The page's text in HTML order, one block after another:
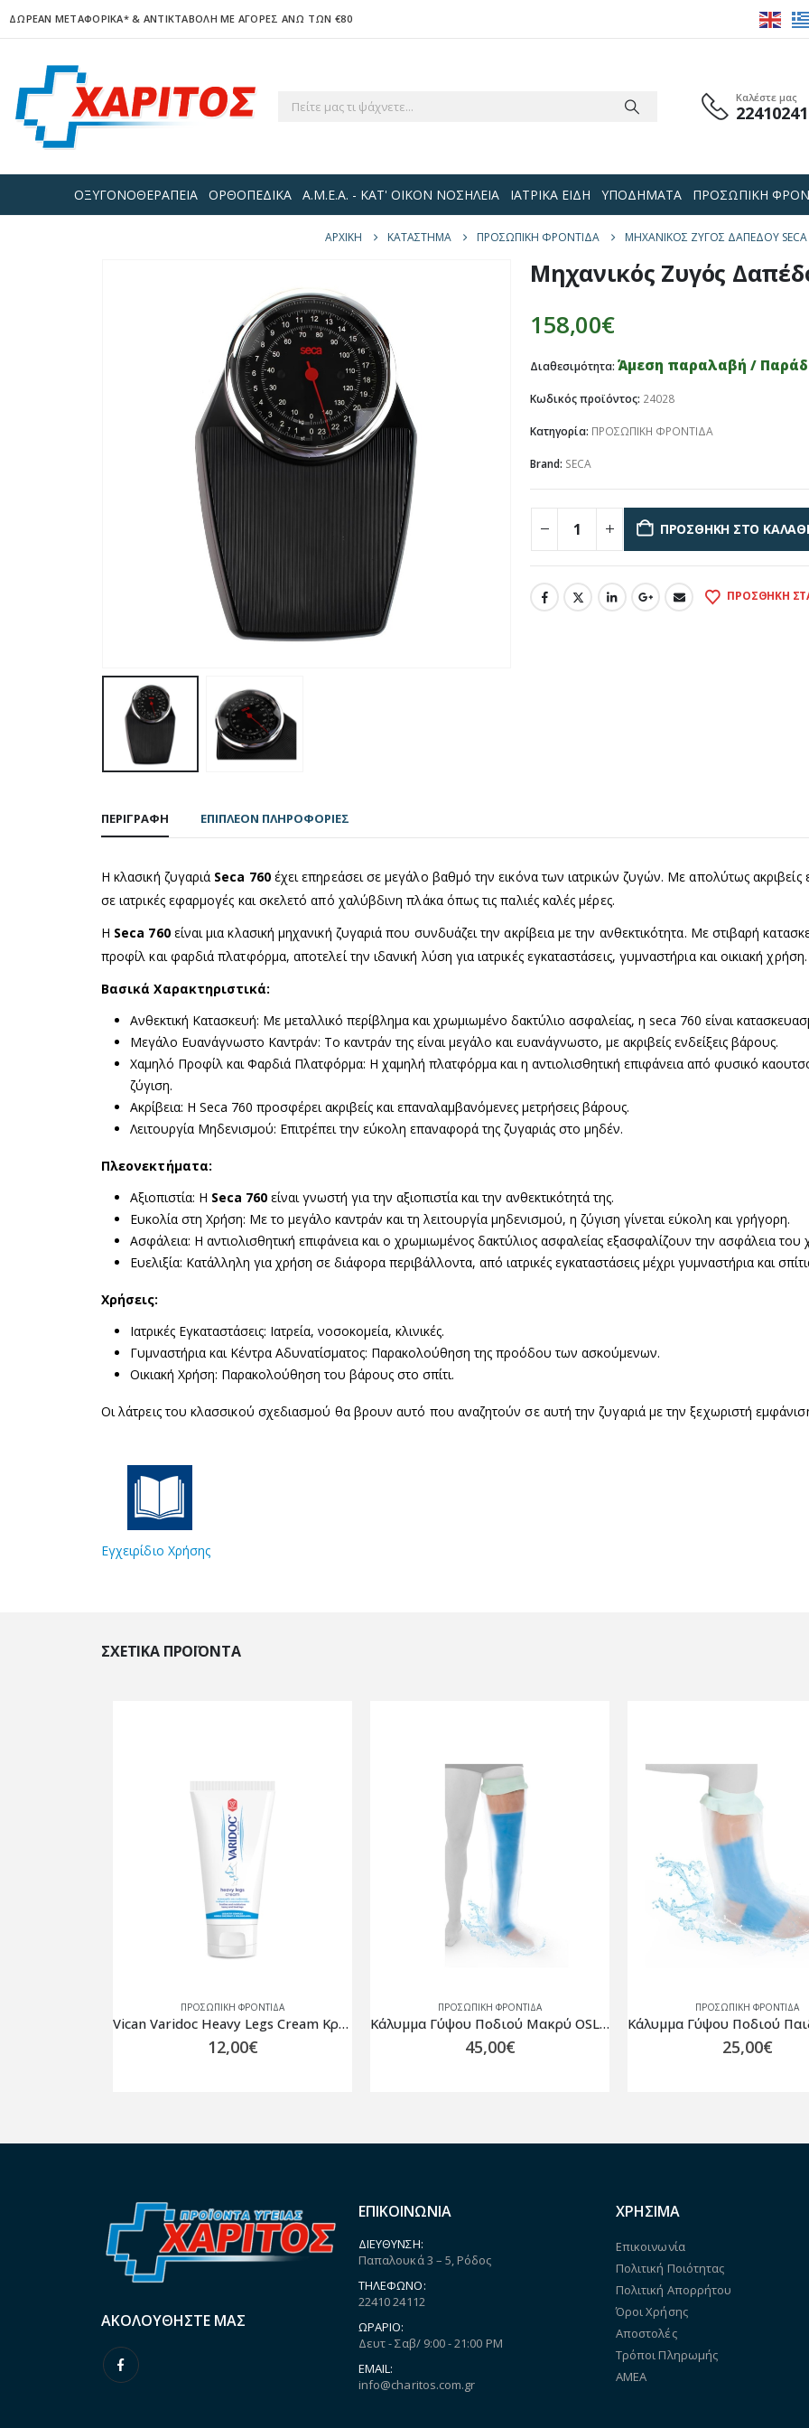
ΔΩΡΕΑΝ ΜΕΤΑΦΟΡΙΚΑ*& ΑΝΤΙΚΤΑΒΟΛΗ ΜΕ ΑΓΟΡΕΣ ΑΝΩ ΤΩΝ €80
Καλέστε μας
ΟΞΥΓΟΝΟΘΕΡΑΠΕΙΑ ΟΡΘΟΠΕΔΙΚΑ Α.Μ.Ε.Α. - ΚΑΤ' ΟΙΚΟΝ ΝΟΣΗΛΕΙΑ ΙΑΤΡΙΚΑ ΕΙΔΗ ΥΠΟΔΗΜΑΤΑ ΠΡΟΣΩΠΙΚΗ
ΑΡΧΙΚΉ ΚΑΤΆΣΤΗΜΑ ΠΡΟΣΩΠΙΚΗ ΦΡΟΝΤΙΔΑ ΜΗΧΑΝΙΚΌΣ ΖΥΓΌΣ ΔΑΠΈΔΟΥ SECA
Μηχανικός Ζυγός
158,00€
Διαθεσιμότητα: Άμεση παραλαβή /
Κωδικός προϊόντος: 24028
Κατηγορία: ΠΡΟΣΩΠΙΚΗ ΦΡΟΝΤΙΔΑ
Brand: SECA
ΠΡΟΣΘΉΚΗ ΣΤΟ ΚΑΛΆΘΙ
ΠΡΟΣΘΉΚΗ
ΠΕΡΙΓΡΑΦΉ ΕΠΙΠΛΈΟΝ ΠΛΗΡΟΦΟΡΊΕΣ
Η κλασική ζυγαριά Seca 760έχει επηρεάσει σε μεγάλο βαθμό την εικόνα των ιατρικών ζυγών. Με απολύτως ακριβείς
σε ιατρικές εφαρμογές και σκελετό από χαλύβδινη πλάκα όπως τις παλιές καλές μέρες.
Η Seca 760είναι μια κλασική μηχανική ζυγαριά που συνδυάζει την ακρίβεια με την ανθεκτικότητα. Με στιβαρή
προφίλ και φαρδιά πλατφόρμα, αποτελεί την ιδανική λύση για ιατρικές εγκαταστάσεις, γυμναστήρια και οικιακή χρήση.
Βασικά Χαρακτηριστικά:
Ανθεκτική Κατασκευή: Με μεταλλικό περίβλημα και χρωμιωμένο δακτύλιο ασφαλείας, η seca 760 είναι
Μεγάλο Ευανάγνωστο Καντράν: Το καντράν της είναι μεγάλο και ευανάγνωστο, με ακριβείς ενδείξεις βάρους.
Χαμηλό Προφίλ και Φαρδιά Πλατφόρμα: Η χαμηλή πλατφόρμα και η αντιολισθητική επιφάνεια από φυσικό
ζύγιση.
Ακρίβεια: Η Seca 760 προσφέρει ακριβείς και επαναλαμβανόμενες μετρήσεις βάρους.
Λειτουργία Μηδενισμού: Επιτρέπει την εύκολη επαναφορά της ζυγαριάς στο μηδέν.
Πλεονεκτήματα:
Αξιοπιστία: Η Seca 760 είναι γνωστή για την αξιοπιστία και την ανθεκτικότητά της.
Ευκολία στη Χρήση: Με το μεγάλο καντράν και τη λειτουργία μηδενισμού, η ζύγιση γίνεται εύκολη και γρήγορη.
Ασφάλεια: Η αντιολισθητική επιφάνεια και ο χρωμιωμένος δακτύλιος ασφαλείας εξασφαλίζουν την ασφάλεια του
Ευελιξία: Κατάλληλη για χρήση σε διάφορα περιβάλλοντα, από ιατρικές εγκαταστάσεις μέχρι γυμναστήρια και
Χρήσεις:
Ιατρικές Εγκαταστάσεις: Ιατρεία, νοσοκομεία, κλινικές.
Γυμναστήρια και Κέντρα Αδυνατίσματος: Παρακολούθηση της προόδου των ασκούμενων.
Οικιακή Χρήση: Παρακολούθηση του βάρους στο σπίτι.
Οι λάτρεις του κλασσικού σχεδιασμού θα βρουν αυτό που αναζητούν σε αυτή την ζυγαριά με την ξεχωριστή
Εγχειρίδιο Χρήσης
ΣΧΕΤΙΚΆ ΠΡΟΪΌΝΤΑ
ΠΡΟΣΩΠΙΚΗ ΦΡΟΝΤΙΔΑ
Vican Varidoc Heavy Legs Cream Κρέμα για Βαριά & Κουρασμένα Πόδια 150ml
12,00€
ΠΡΟΣΩΠΙΚΗ ΦΡΟΝΤΙΔΑ
Κάλυμμα Γύψου Ποδιού Μακρύ OSL4480 Orliman
45,00€
ΠΡΟΣΩΠΙΚΗ ΦΡΟΝΤΙΔΑ
25,00€
ΑΚΟΛΟΥΘΉΣΤΕ ΜΑΣ
ΕΠΙΚΟΙΝΩΝΙΑ
ΔΙΕΎΘΥΝΣΗ:
Παπαλουκά 3 – 5, Ρόδος
ΤΗΛΈΦΩΝΟ:
22410 24112
ΩΡΆΡΙΟ:
Δευτ - Σαβ/ 9:00 - 21:00 PM
EMAIL:
info@charitos.com.gr
ΧΡΗΣΙΜΑ
Επικοινωνία
Πολιτική Ποιότητας
Πολιτική Απορρήτου
Όροι Χρήσης
Αποστολές
Τρόποι Πληρωμής
ΑΜΕΑ